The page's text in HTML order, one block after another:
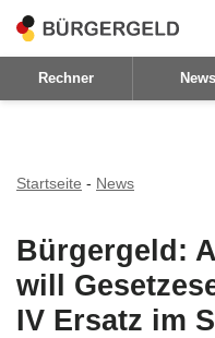
Zum
Inhalt
Rechner News
Startseite - News
Bürgergeld:
will
IV Ersatz im